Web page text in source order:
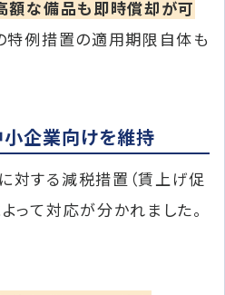
額な備品も即時償却が可
特例措置の適用期限自体も
企業向けを維持
対する減税措置（賃上げ促
って対応が分かれました。